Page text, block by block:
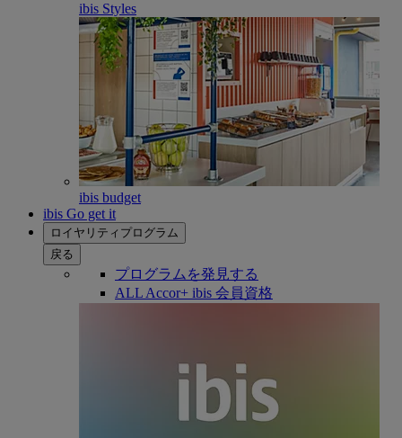
ibis Styles
ibis budget
ibis Go get it
ロイヤリティプログラム
戻る
プログラムを発見する
ALL Accor+ ibis 会員資格